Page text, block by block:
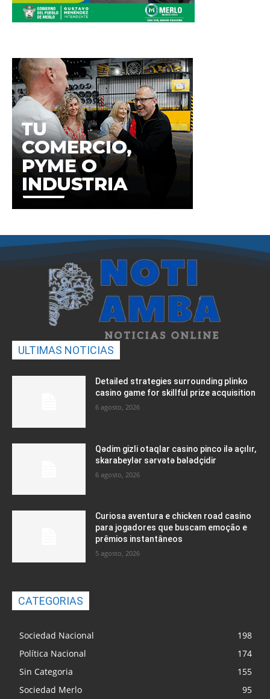
ULTIMAS NOTICIAS
Detailed strategies surrounding plinko
casino game for skillful prize acquisition
6 agosto, 2026
Qədim gizli otaqlar casino pinco ilə açılır,
skarabeylər sərvətə bələdçidir
6 agosto, 2026
Curiosa aventura e chicken road casino
para jogadores que buscam emoção e
prêmios instantâneos
5 agosto, 2026
CATEGORIAS
Sociedad Nacional
198
Política Nacional
174
Sin Categoria
155
Sociedad Merlo
95